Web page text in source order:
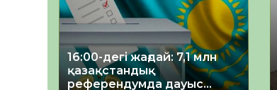
16:00-дегі жағдай: 7,1 млн
қазақстандық
референдумда дауыс